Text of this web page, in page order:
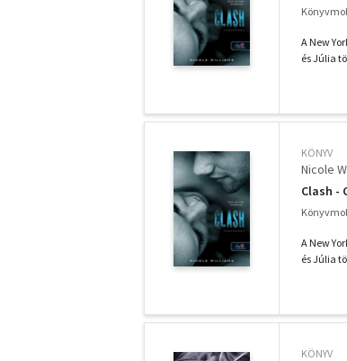
A New
és Júlia
KÖNYV
Nicole
Clash -
A New
és Júlia
KÖNYV